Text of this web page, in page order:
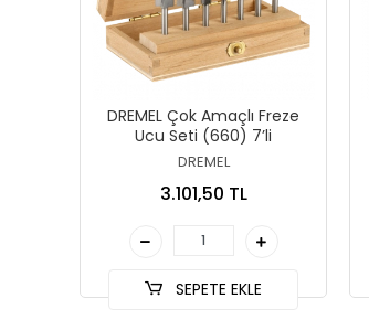
DREMEL Çok Amaçlı Freze
Ucu Seti (660) 7’li
DREMEL
3.101,50 TL
SEPETE EKLE